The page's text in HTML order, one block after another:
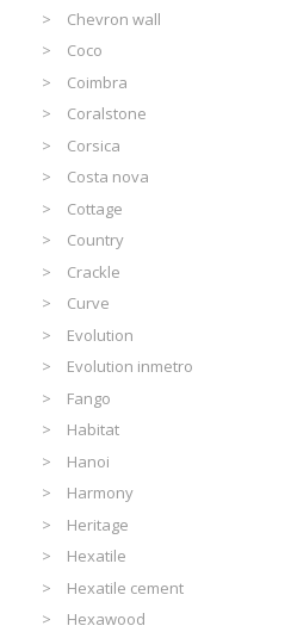
Chevron wall
Coco
Coimbra
Coralstone
Corsica
Costa nova
Cottage
Country
Crackle
Curve
Evolution
Evolution inmetro
Fango
Habitat
Hanoi
Harmony
Heritage
Hexatile
Hexatile cement
Hexawood